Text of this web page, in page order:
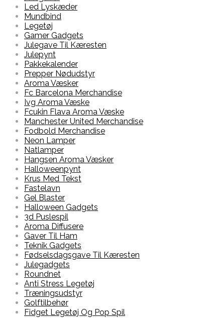
Led Lyskæder
Mundbind
Legetøj
Gamer Gadgets
Julegave Til Kæresten
Julepynt
Pakkekalender
Prepper Nødudstyr
Aroma Væsker
Fc Barcelona Merchandise
Ivg Aroma Væske
Fcukin Flava Aroma Væske
Manchester United Merchandise
Fodbold Merchandise
Neon Lamper
Natlamper
Hangsen Aroma Væsker
Halloweenpynt
Krus Med Tekst
Fastelavn
Gel Blaster
Halloween Gadgets
3d Puslespil
Aroma Diffusere
Gaver Til Ham
Teknik Gadgets
Fødselsdagsgave Til Kæresten
Julegadgets
Roundnet
Anti Stress Legetøj
Træningsudstyr
Golftilbehør
Fidget Legetøj Og Pop Spil